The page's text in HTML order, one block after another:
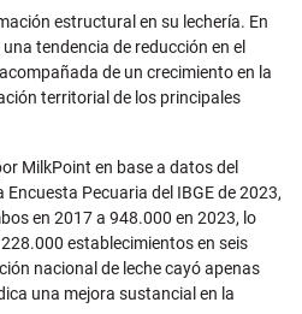
estructural en su lechería. En
tendencia de reducción en el
de un crecimiento en la
territorial de los principales
MilkPoint en base a datos del
Pecuaria del IBGE de 2023,
en 2017 a 948.000 en 2023, lo
establecimientos en seis
nacional de leche cayó apenas
una mejora sustancial en la